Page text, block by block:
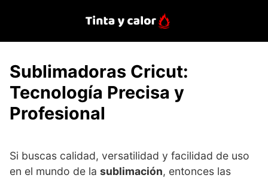
Sublimadoras Cricut:
Tecnología Precisa y
Profesional
Si buscas calidad, versatilidad y facilidad de uso
en el mundo de la sublimación, entonces las